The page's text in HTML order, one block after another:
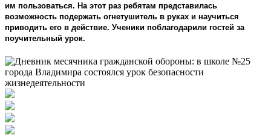
им пользоваться. На этот раз ребятам представилась
возможность подержать огнетушитель в руках и научиться
приводить его в действие. Ученики поблагодарили гостей за
поучительный урок.